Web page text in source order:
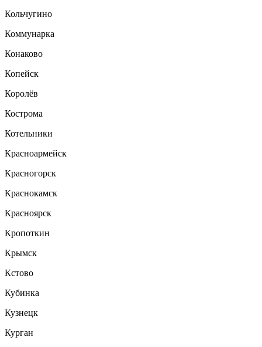
Кольчугино
Коммунарка
Конаково
Копейск
Королёв
Кострома
Котельники
Красноармейск
Красногорск
Краснокамск
Красноярск
Кропоткин
Крымск
Кстово
Кубинка
Кузнецк
Курган